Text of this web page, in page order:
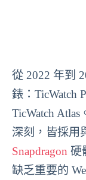
從 2022 年到
錶：TicWatch
TicWatch
深刻，皆採用
Snapdragon 硬
缺乏重要的